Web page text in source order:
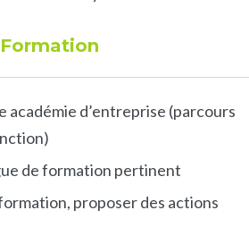
Formation
académie d’entreprise (parcours
de formation pertinent
proposer des actions